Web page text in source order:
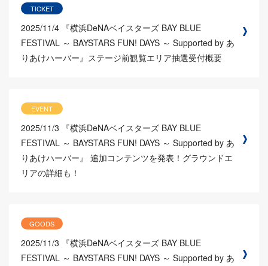
TICKET
2025/11/4 『横浜DeNAベイスターズ BAY BLUE
FESTIVAL ～ BAYSTARS FUN! DAYS ～ Supported by あ
りあけハーバー』ステージ前観覧エリア抽選受付概要
EVENT
2025/11/3
『横浜DeNAベイスターズ BAY BLUE
FESTIVAL ～ BAYSTARS FUN! DAYS ～ Supported by あ
りあけハーバー』 追加コンテンツを発表！グラウンドエ
リアの詳細も！
GOODS
2025/11/3
『横浜DeNAベイスターズ BAY BLUE
FESTIVAL ～ BAYSTARS FUN! DAYS ～ Supported by あ